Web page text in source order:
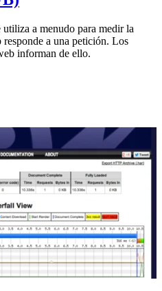
a menudo para medir la
a una petición. Los
informan de ello.